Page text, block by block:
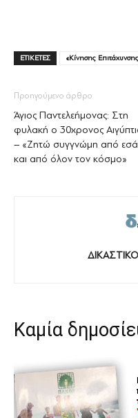
ΕΤΙΚΕΤΕΣ «Κίνησης
Προηγούμενο άρθρο
Άγιος Παντελεήμονας: Στη
φυλακή ο 30χρονος
– «Ζητώ συγγνώμη από
και από όλον τον κόσμο»
Καμία